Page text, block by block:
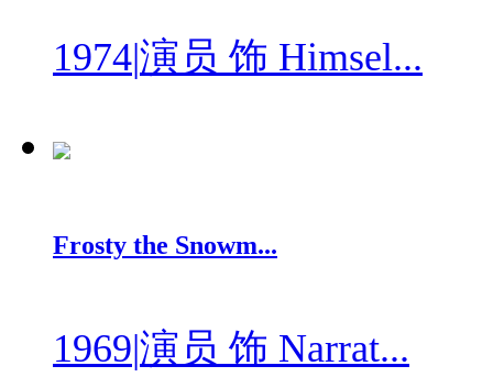
1974|演员 饰 Himsel...
Frosty the Snowm...
1969|演员 饰 Narrat...